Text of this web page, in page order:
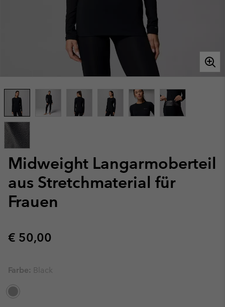
Midweight Langarmoberteil
aus Stretchmaterial für
Frauen
Regular price:
€ 50,00
Farbe: Black